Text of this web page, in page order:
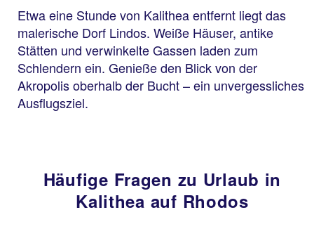
Etwa eine Stunde von Kalithea entfernt liegt das
malerische Dorf Lindos. Weiße Häuser, antike
Stätten und verwinkelte Gassen laden zum
Schlendern ein. Genieße den Blick von der
Akropolis oberhalb der Bucht – ein unvergessliches
Ausflugsziel.
Häufige Fragen zu Urlaub in
Kalithea auf Rhodos